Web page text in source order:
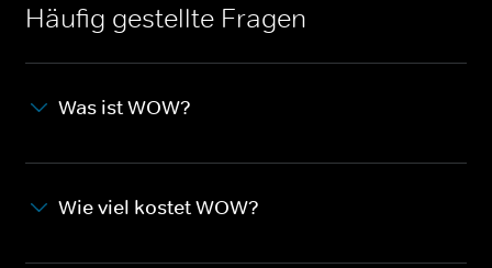
Häufig gestellte Fragen
Was ist WOW?
Wie viel kostet WOW?